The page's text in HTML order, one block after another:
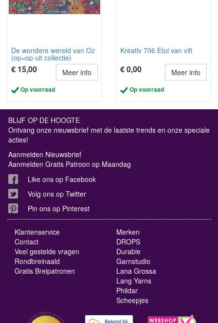
De wondere wereld van Oz
(op=op uit collectie)
€ 15,00 Meer info
Op voorraad
Kreativ 706 Etui van vilt
€ 0,00 Meer info
Op voorraad
BLIJF OP DE HOOGTE
Ontvang onze nieuwsbrief met de laatste trends en onze speciale
acties!
Aanmelden Nieuwsbrief
Aanmelden Gratis Patroon op Maandag
Like ons op Facebook
Volg ons op Twitter
Pin ons op Pinterest
Klantenservice
Contact
Veel gestelde vragen
Rondbreinaald
Gratis Breipatronen
Merken
DROPS
Durable
Garnstudio
Lana Grossa
Lang Yarns
Phildar
Scheepjes